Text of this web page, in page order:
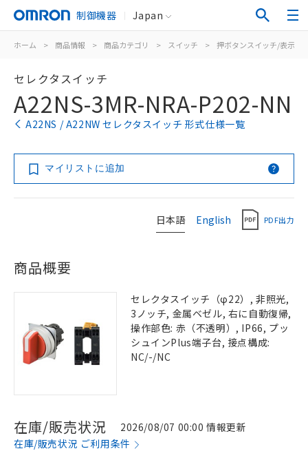
制御機器 Japan
ホーム > 商品情報 > 商品カテゴリ > スイッチ > 押ボタンスイッチ/表示灯
セレクタスイッチ
A22NS-3MR-NRA-P202-NN
A22NS / A22NW セレクタスイッチ 形式仕様一覧
マイリストに追加
日本語 English PDF出力
商品概要
セレクタスイッチ（φ22）, 非照光,
3ノッチ, 金属ベゼル, 右に自動復帰,
操作部色: 赤（不透明）, IP66, プッ
シュインPlus端子台, 接点構成:
NC/-/NC
在庫/販売状況
2026/08/07 00:00 情報更新
在庫/販売状況 ご利用条件